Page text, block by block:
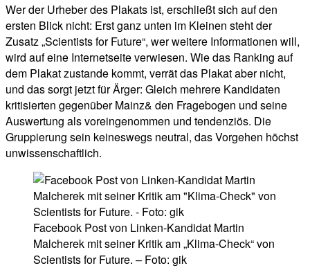
Wer der Urheber des Plakats ist, erschließt sich auf den
ersten Blick nicht: Erst ganz unten im Kleinen steht der
Zusatz „Scientists for Future“, wer weitere Informationen will,
wird auf eine Internetseite verwiesen. Wie das Ranking auf
dem Plakat zustande kommt, verrät das Plakat aber nicht,
und das sorgt jetzt für Ärger: Gleich mehrere Kandidaten
kritisierten gegenüber Mainz& den Fragebogen und seine
Auswertung als voreingenommen und tendenziös. Die
Gruppierung sein keineswegs neutral, das Vorgehen höchst
unwissenschaftlich.
Facebook Post von Linken-Kandidat Martin
Malcherek mit seiner Kritik am „Klima-Check“ von
Scientists for Future. – Foto: gik